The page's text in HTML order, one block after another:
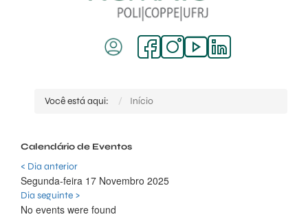
Você está aqui: Início
Calendário de Eventos
< Dia anterior
Segunda-feira 17 Novembro 2025
Dia seguinte >
No events were found